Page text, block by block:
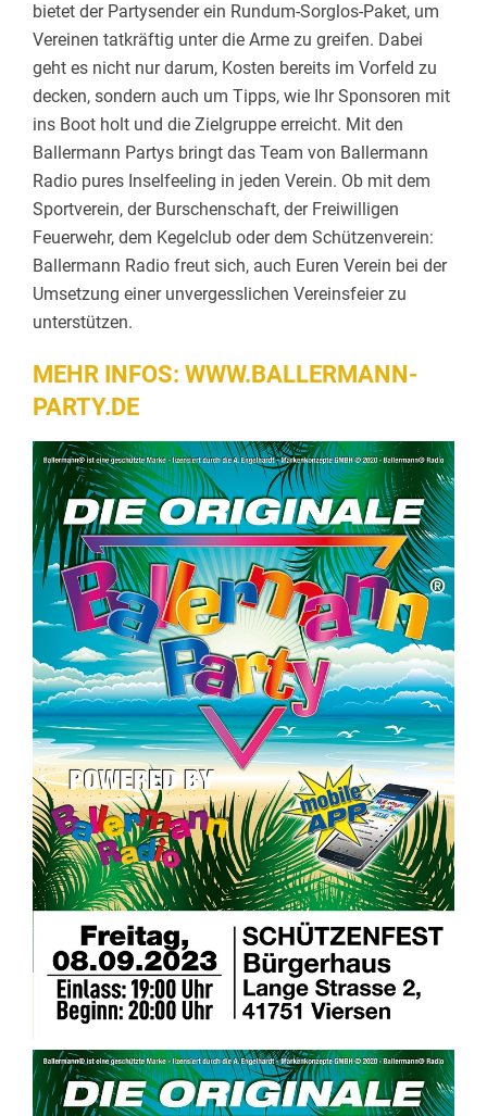
bietet der Partysender ein Rundum-Sorglos-Paket, um
Vereinen tatkräftig unter die Arme zu greifen. Dabei
geht es nicht nur darum, Kosten bereits im Vorfeld zu
decken, sondern auch um Tipps, wie Ihr Sponsoren mit
ins Boot holt und die Zielgruppe erreicht. Mit den
Ballermann Partys bringt das Team von Ballermann
Radio pures Inselfeeling in jeden Verein. Ob mit dem
Sportverein, der Burschenschaft, der Freiwilligen
Feuerwehr, dem Kegelclub oder dem Schützenverein:
Ballermann Radio freut sich, auch Euren Verein bei der
Umsetzung einer unvergesslichen Vereinsfeier zu
unterstützen.
MEHR INFOS: WWW.BALLERMANN-
PARTY.DE